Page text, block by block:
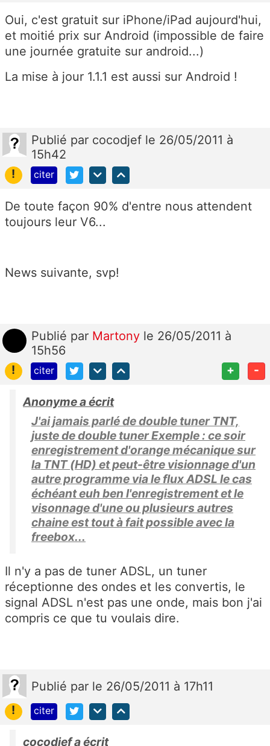
Oui, c'est gratuit sur iPhone/iPad aujourd'hui,
et moitié prix sur Android (impossible de faire
une journée gratuite sur android...)
La mise à jour 1.1.1 est aussi sur Android !
Publié par cocodjef le 26/05/2011 à
15h42
!
citer
De toute façon 90% d'entre nous attendent
toujours leur V6...
News suivante, svp!
Publié par Martony le 26/05/2011 à
15h56
!
citer + -
Anonyme a écrit
J'ai jamais parlé de double tuner TNT,
juste de double tuner Exemple : ce soir
enregistrement d'orange mécanique sur
la TNT (HD) et peut-être visionnage d'un
autre programme via le flux ADSL le cas
échéant euh ben l'enregistrement et le
visonnage d'une ou plusieurs autres
chaine est tout à fait possible avec la
freebox...
Il n'y a pas de tuner ADSL, un tuner
réceptionne des ondes et les convertis, le
signal ADSL n'est pas une onde, mais bon j'ai
compris ce que tu voulais dire.
Publié par le 26/05/2011 à 17h11
!
citer
cocodjef a écrit